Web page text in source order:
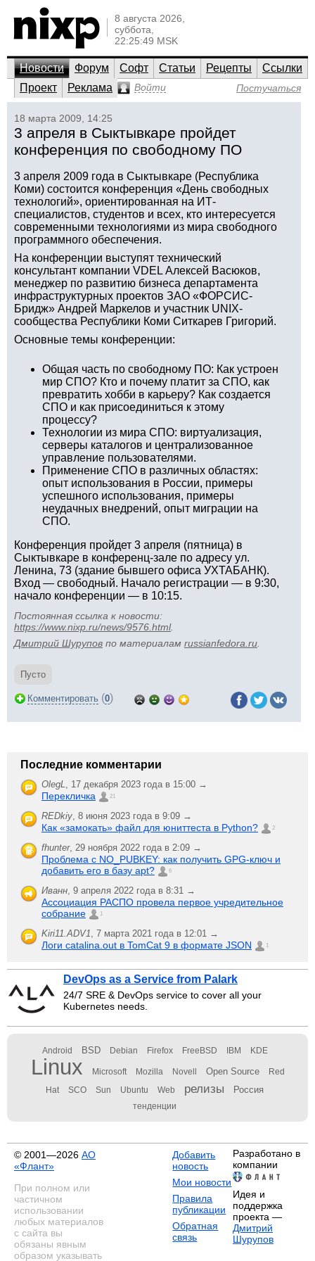
8 августа 2026,
суббота,
22:25:49 MSK
Новости Форум Софт Статьи Рецепты
Ссылки
Проект
Реклама Войти Постучаться
18 марта 2009, 14:25
3 апреля в Сыктывкаре пройдет
конференция по свободному ПО
3 апреля 2009 года в Сыктывкаре (Республика
Коми) состоится конференция «День свободных
технологий», ориентированная на ИТ-
специалистов, студентов и всех, кто интересуется
современными технологиями из мира свободного
программного обеспечения.
На конференции выступят технический
консультант компании VDEL Алексей Васюков,
менеджер по развитию бизнеса департамента
инфраструктурных проектов ЗАО «ФОРСИС-
Бридж» Андрей Маркелов и участник UNIX-
сообщества Республики Коми Ситкарев Григорий.
Основные темы конференции:
Общая часть по свободному ПО: Как устроен
мир СПО? Кто и почему платит за СПО, как
превратить хобби в карьеру? Как создается
СПО и как присоединиться к этому
процессу?
Технологии из мира СПО: виртуализация,
серверы каталогов и централизованное
управление пользователями.
Применение СПО в различных областях:
опыт использования в России, примеры
успешного использования, примеры
неудачных внедрений, опыт миграции на
СПО.
Конференция пройдет 3 апреля (пятница) в
Сыктывкаре в конференц-зале по адресу ул.
Ленина, 73 (здание бывшего офиса УХТАБАНК).
Вход — свободный. Начало регистрации — в 9:30,
начало конференции — в 10:15.
Постоянная ссылка к новости:
https://www.nixp.ru/news/9576.html.
Дмитрий Шурупов по материалам russianfedora.ru
Пусто
Комментировать (0)
Последние комментарии
OlegL, 17 декабря 2023 года в 15:00 →
Перекличка 21
REDkiy, 8 июня 2023 года в 9:09 →
Как «замокать» файл для юниттеста в Python? 2
fhunter, 29 ноября 2022 года в 2:09 →
Проблема с NO_PUBKEY: как получить GPG-ключ и
добавить его в базу apt?
6
Иванн, 9 апреля 2022 года в 8:31 →
Ассоциация РАСПО провела первое учредительное
собрание
1
Kiri11.ADV1, 7 марта 2021 года в 12:01 →
Логи catalina.out в TomCat 9 в формате JSON 1
DevOps as a Service from Palark
24/7 SRE & DevOps service to cover all your
Kubernetes needs.
Android BSD Debian Firefox FreeBSD IBM KDE
Linux Microsoft Mozilla Novell Open Source Red
Hat SCO Sun Ubuntu Web релизы Россия
тенденции
© 2001—2026 АО
«Флант»
При полном или
частичном
использовании
любых материалов
с сайта вы
обязаны явным
образом указывать
Добавить
новость
Мои новости
Правила
публикации
Обратная
связь
Разработано в
компании
Идея и
поддержка
проекта —
Дмитрий
Шурупов